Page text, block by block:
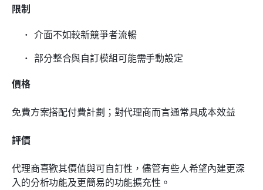
限制
介面不如較新競爭者流暢
部分整合與自訂模組可能需手動設定
價格
免費方案搭配付費計劃；對代理商而言通常具成本效益
評價
代理商喜歡其價值與可自訂性，儘管有些人希望內建更深
入的分析功能及更簡易的功能擴充性。